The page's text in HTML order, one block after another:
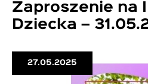
CYBERBEZPIECZEŃSTWO
Zaproszenie na
Dziecka –
27.05.2025